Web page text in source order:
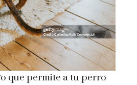
que permite a tu perro